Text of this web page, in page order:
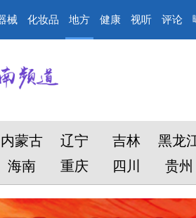
械 化妆品 地方 健康 视听 评论
内蒙古 辽宁 吉林 黑龙
海南 重庆 四川 贵州